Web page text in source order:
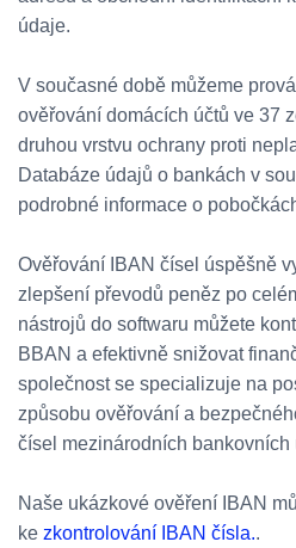
údaje.
V současné době můžeme
ověřování domácích účtů ve 37
druhou vrstvu ochrany proti
Databáze údajů o bankách v
podrobné informace o
Ověřování IBAN čísel úspěšně
zlepšení převodů peněz po
nástrojů do softwaru můžete
BBAN a efektivně snižovat
společnost se specializuje na
způsobu ověřování a
čísel mezinárodních bankovních
Naše ukázkové ověření IBAN
ke zkontrolování IBAN čísla..